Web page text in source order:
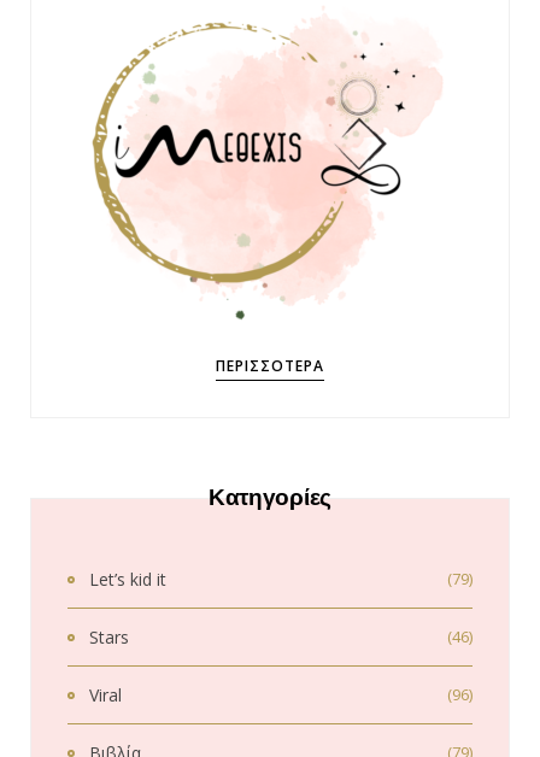
ΠΕΡΙΣΣΌΤΕΡΑ
Κατηγορίες
Let’s kid it (79)
Stars (46)
Viral (96)
Βιβλία (79)